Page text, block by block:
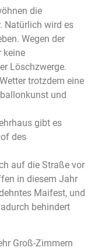
die
Natürlich wird es
Wegen der
keine
Löschzwerge.
trotzdem eine
und
gibt es
des
auf die Straße vor
in diesem Jahr
Maifest, und
behindert
Groß-Zimmern